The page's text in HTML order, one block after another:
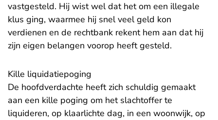
vastgesteld. Hij wist wel dat het om een illegale
klus ging, waarmee hij snel veel geld kon
verdienen en de rechtbank rekent hem aan dat hij
zijn eigen belangen voorop heeft gesteld.
Kille liquidatiepoging
De hoofdverdachte heeft zich schuldig gemaakt
aan een kille poging om het slachtoffer te
liquideren, op klaarlichte dag, in een woonwijk, op